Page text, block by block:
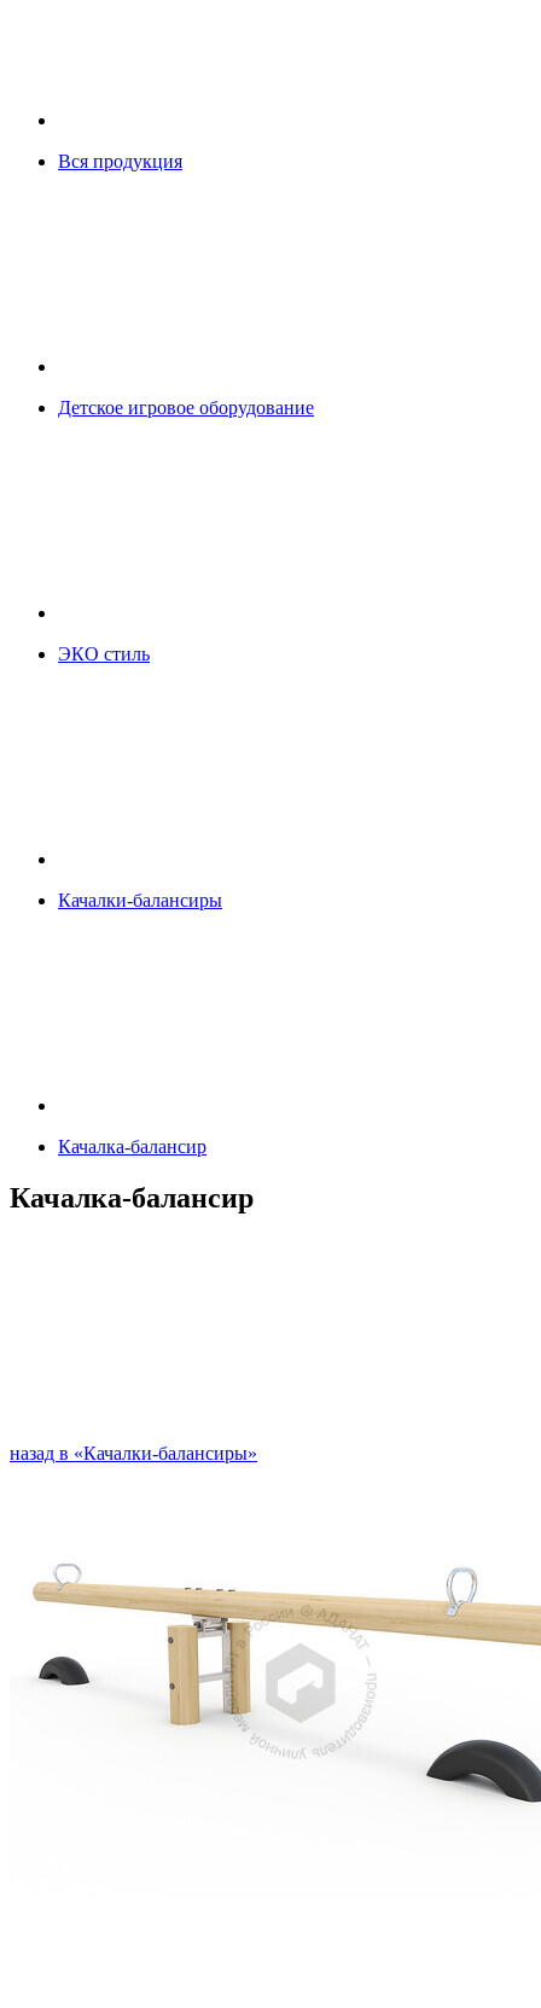
Вся продукция
Детское игровое оборудование
ЭКО стиль
Качалки-балансиры
Качалка-балансир
Качалка-балансир
назад в «Качалки-балансиры»